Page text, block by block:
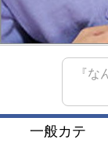
『
一般カテ